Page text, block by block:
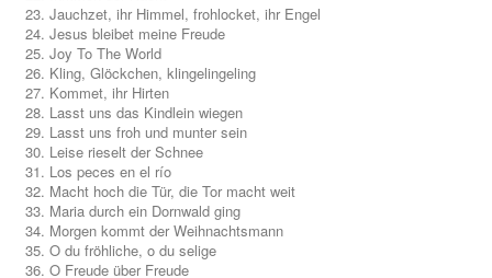
Notenchecker
Essential Elements
Peermusic
Songbooks
Einzelausgaben
Chor
Jauchzet, ihr Himmel, frohlocket, ihr Engel
Jesus bleibet meine Freude
Joy To The World
Kling, Glöckchen, klingelingeling
Kommet, ihr Hirten
Lasst uns das Kindlein wiegen
Lasst uns froh und munter sein
Leise rieselt der Schnee
Los peces en el río
Macht hoch die Tür, die Tor macht weit
Maria durch ein Dornwald ging
Morgen kommt der Weihnachtsmann
O du fröhliche, o du selige
O Freude über Freude